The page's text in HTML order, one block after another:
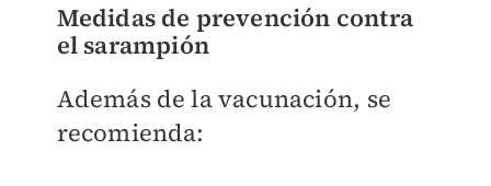
Medidas de prevención contra
el sarampión
Además de la vacunación, se
recomienda: